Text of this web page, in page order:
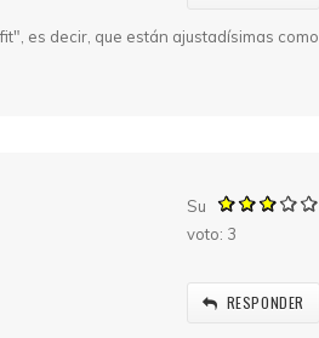
es decir, que están ajustadísimas como
Su
voto: 3
RESPONDER